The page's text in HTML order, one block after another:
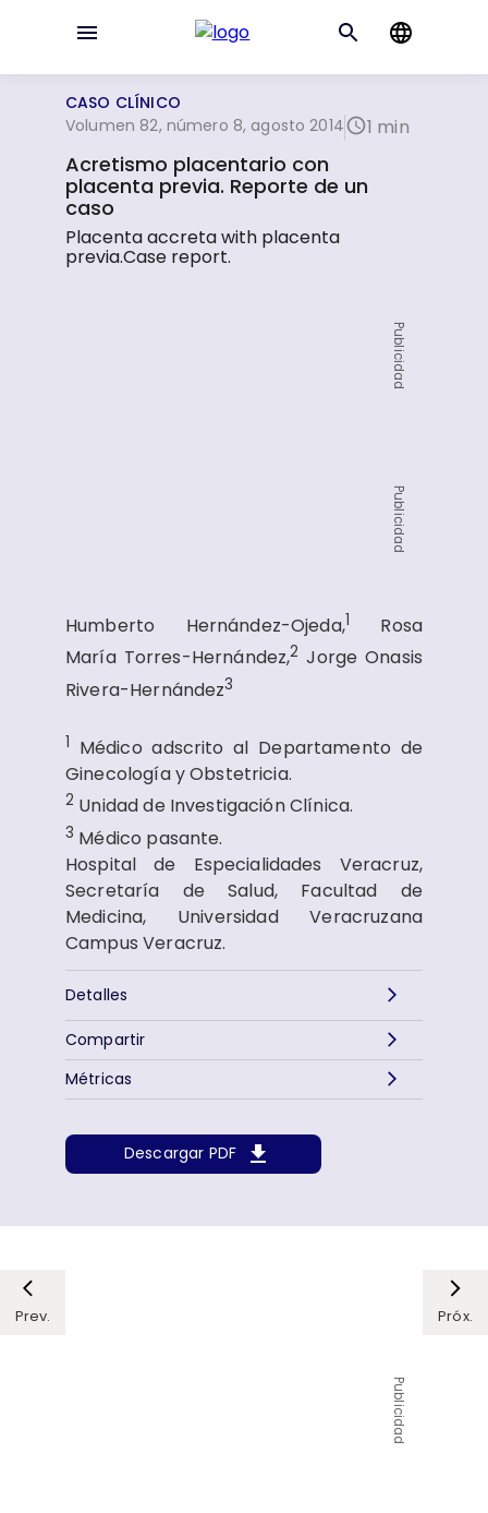
CASO CLÍNICO
Volumen 82, número 8, agosto 2014
1 min
Acretismo placentario con
placenta previa. Reporte de un
caso
Placenta accreta with placenta
previa.Case report.
Publicidad
Publicidad
Humberto Hernández-Ojeda,1
Rosa
María Torres-Hernández,2 Jorge Onasis
Rivera-Hernández3
1 Médico adscrito al Departamento de
Ginecología y Obstetricia.
2 Unidad de Investigación Clínica.
3 Médico pasante.
Hospital de Especialidades Veracruz,
Secretaría de Salud, Facultad de
Medicina, Universidad Veracruzana
Campus Veracruz.
Detalles
Descargar PDF
Métricas
Compartir
Prev. Próx.
Publicidad